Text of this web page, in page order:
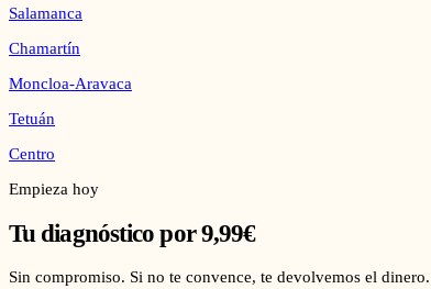
Salamanca
Chamartín
Moncloa-Aravaca
Tetuán
Centro
Empieza hoy
Tu diagnóstico por 9,99€
Sin compromiso. Si no te convence, te devolvemos el dinero.